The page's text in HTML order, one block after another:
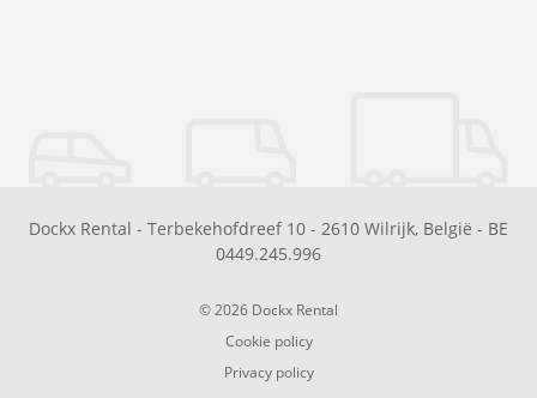
Dockx Rental - Terbekehofdreef 10 - 2610 Wilrijk, België - BE
0449.245.996
© 2026 Dockx Rental
Cookie policy
Privacy policy